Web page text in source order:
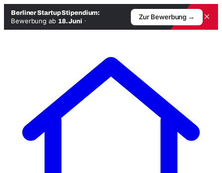
Berliner Startup Stipendium:
Bewerbung ab 18. Juni ·
Zur Bewerbung → ×